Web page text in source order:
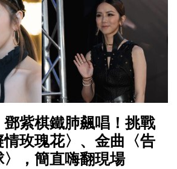
鄧紫棋鐵肺飆唱！挑戰
情玫瑰花〉、金曲〈告
〉，簡直嗨翻現場